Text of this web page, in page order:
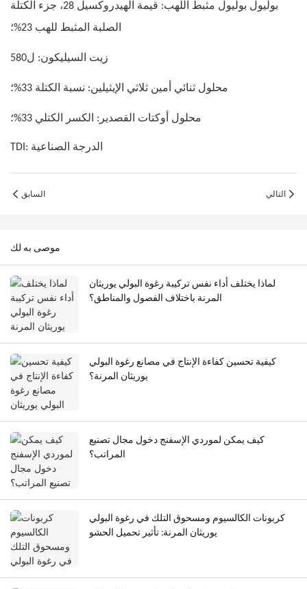
بوليول بوليول مثبط اللهب: قيمة الهيدروكسيل 28، جزء الكتلة
الصلبة المثبط للهب 23%؛
زيت السيليكون: ل580
محلول ثنائي أمين ثلاثي الإيثيلين: نسبة الكتلة 33%؛
محلول أوكتات القصدير: الكسر الكتلي 33%؛
TDI: الدرجة الصناعية
السابق التالي
موصى به لك
لماذا يختلف أداء نفس تركيبة رغوة البولي يوريثان
المرنة باختلاف الفصول والمناطق؟
كيفية تحسين كفاءة الإنتاج في مصانع رغوة البولي
يوريثان المرنة؟
كيف يمكن لموردي الإسفنج دخول مجال تصنيع
المراتب؟
كربونات الكالسيوم ومسحوق التلك في رغوة البولي
يوريثان المرنة: تأثير تحميل الحشو